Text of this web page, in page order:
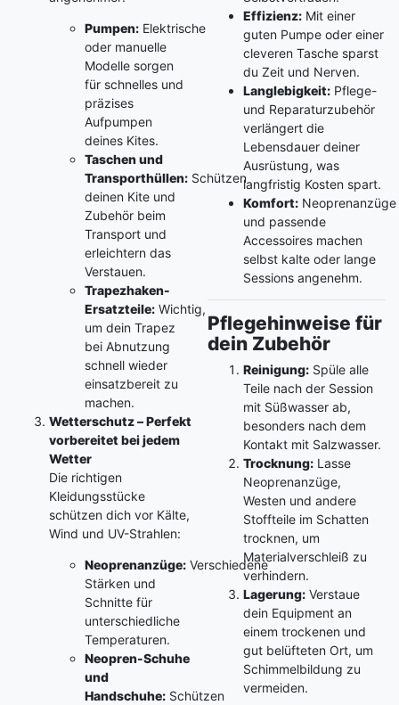
Pumpen: Elektrische
oder manuelle
Modelle sorgen
für schnelles und
präzises
Aufpumpen
deines Kites.
Taschen und
Transporthüllen: Schützen
deinen Kite und
Zubehör beim
Transport und
erleichtern das
Verstauen.
Trapezhaken-
Ersatzteile: Wichtig,
um dein Trapez
bei Abnutzung
schnell wieder
einsatzbereit zu
machen.
Wetterschutz – Perfekt
vorbereitet bei jedem
Wetter
Die richtigen
Kleidungsstücke
schützen dich vor Kälte,
Wind und UV-Strahlen:
Neoprenanzüge: Verschiedene
Stärken und
Schnitte für
unterschiedliche
Temperaturen.
Neopren-Schuhe
und
Handschuhe: Schützen
Effizienz:Mit einer
guten Pumpe oder einer
cleveren Tasche sparst
du Zeit und Nerven.
Langlebigkeit:Pflege-
und Reparaturzubehör
verlängert die
Lebensdauer deiner
Ausrüstung, was
langfristig Kosten spart.
Komfort:Neoprenanzüge
und passende
Accessoires machen
selbst kalte oder lange
Sessions angenehm.
Pflegehinweise für
dein Zubehör
Reinigung:Spüle alle
Teile nach der Session
mit Süßwasser ab,
besonders nach dem
Kontakt mit Salzwasser.
Trocknung:Lasse
Neoprenanzüge,
Westen und andere
Stoffteile im Schatten
trocknen, um
Materialverschleiß zu
verhindern.
Lagerung:Verstaue
dein Equipment an
einem trockenen und
gut belüfteten Ort, um
Schimmelbildung zu
vermeiden.